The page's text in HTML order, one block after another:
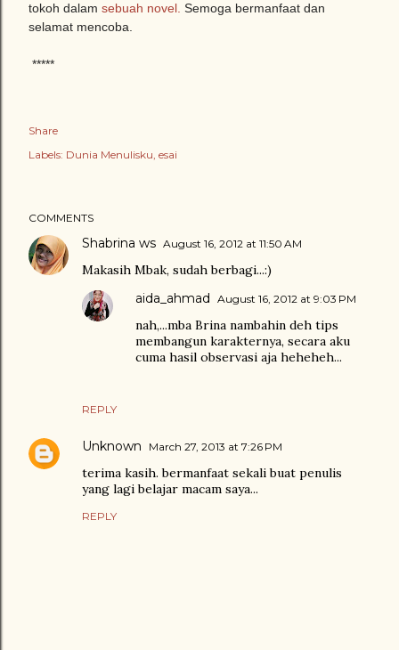
tokoh dalam sebuah novel. Semoga bermanfaat dan
selamat mencoba.
*****
Share
Labels: Dunia Menulisku esai
COMMENTS
Shabrina ws August 16, 2012 at 11:50 AM
Makasih Mbak, sudah berbagi...:)
REPLY
aida_ahmad August 16, 2012 at 9:03 PM
nah,...mba Brina nambahin deh tips
membangun karakternya, secara aku
cuma hasil observasi aja heheheh...
Unknown March 27, 2013 at 7:26 PM
terima kasih. bermanfaat sekali buat penulis
yang lagi belajar macam saya...
REPLY